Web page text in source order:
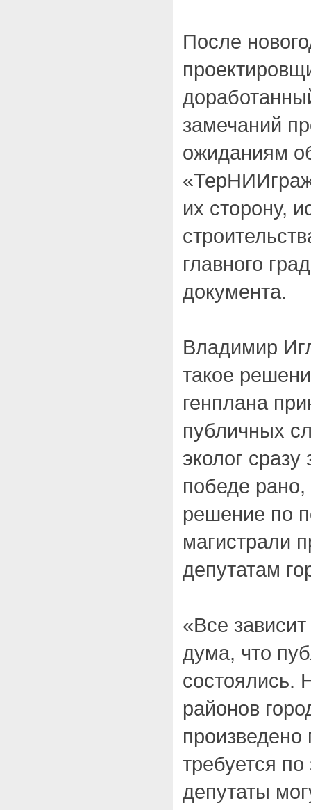
После
замечаний
ожиданиям
их сторону,
главного
документа.
Владимир
такое
генплана
публичных
эколог
победе рано,
решение по
магистрали
депутатам
«Все зависит
дума, что
состоялись.
районов
произведено
требуется по
депутаты